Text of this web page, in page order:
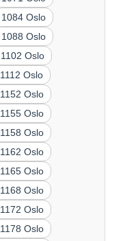
1084 Oslo
1088 Oslo
1102 Oslo
1112 Oslo
1152 Oslo
1155 Oslo
1158 Oslo
1162 Oslo
1165 Oslo
1168 Oslo
1172 Oslo
1178 Oslo